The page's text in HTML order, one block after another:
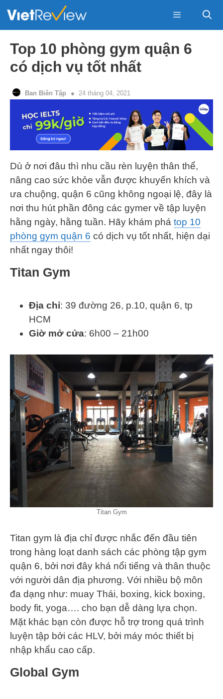
Menu
Top 10 phòng gym quận 6
có dịch vụ tốt nhất
Ban Biên Tập 24 tháng 04, 2021
Dù ở nơi đâu thì nhu cầu rèn luyện thân thể,
nâng cao sức khỏe vẫn được khuyến khích và
ưa chuộng, quận 6 cũng không ngoại lệ, đây là
nơi thu hút phần đông các gymer về tập luyện
hằng ngày, hằng tuần. Hãy khám phá top 10
phòng gym quận 6 có dịch vụ tốt nhất, hiện dại
nhất ngay thôi!
Titan Gym
Địa chỉ: 39 đường 26, p.10, quận 6, tp
HCM
Giờ mở cửa: 6h00 – 21h00
Titan Gym
Titan gym là địa chỉ được nhắc đến đầu tiên
trong hàng loạt danh sách các phòng tập gym
quận 6, bởi nơi đây khá nổi tiếng và thân thuộc
với người dân địa phương. Với nhiều bộ môn
đa dạng như: muay Thái, boxing, kick boxing,
body fit, yoga…. cho bạn dễ dàng lựa chọn.
Mặt khác bạn còn được hỗ trợ trong quá trình
luyện tập bởi các HLV, bởi máy móc thiết bị
nhập khẩu cao cấp.
Global Gym